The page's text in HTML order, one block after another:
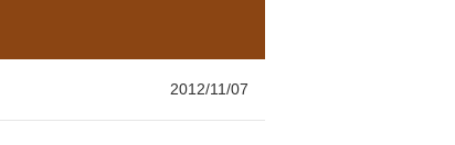
2012/11/07